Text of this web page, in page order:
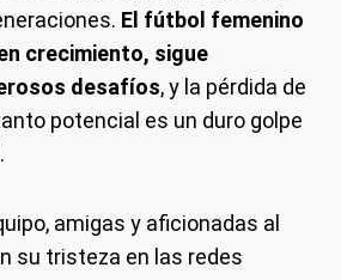
El fútbol femenino
crecimiento, sigue
desafíos, y la pérdida de
potencial es un duro golpe
amigas y aficionadas al
su tristeza en las redes